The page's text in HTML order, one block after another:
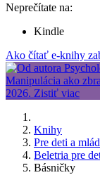
Neprečítate na:
Kindle
Ako čítať e-knihy
Knihy
Pre deti a
Beletria pre
Básničky